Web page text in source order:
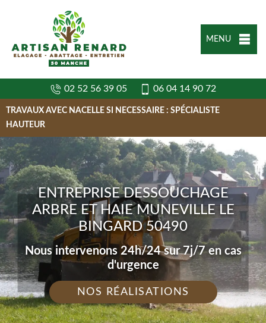
MENU
02 52 56 39 05 06 04 14 90 72
TRAVAUX AVEC NACELLE SI NECESSAIRE : SPÉCIALISTE
HAUTEUR
ENTREPRISE DESSOUCHAGE
ARBRE ET HAIE MUNEVILLE LE
BINGARD 50490
Nous intervenons 24h/24 sur 7j/7 en cas
d'urgence
NOS RÉALISATIONS